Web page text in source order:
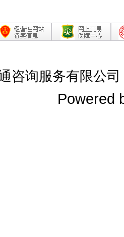
咨询服务有限公
Powered